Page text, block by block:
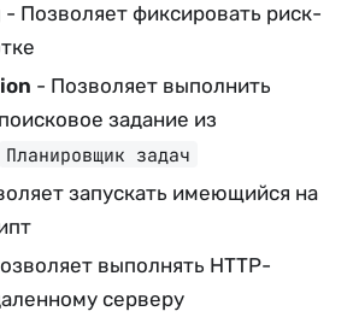
- Позволяет фиксировать риск-
- Позволяет выполнить
задание из
Планировщик задач
запускать имеющийся на
выполнять HTTP-
серверу